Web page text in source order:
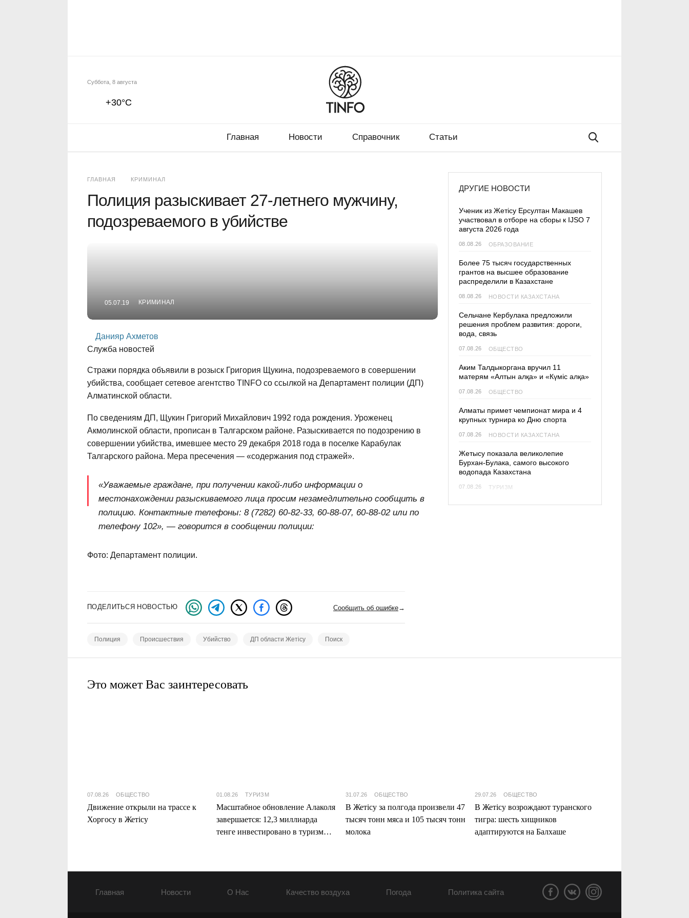
Главная Новости Справочник Статьи
+30°C
Суббота, 8 августа
ГЛАВНАЯ КРИМИНАЛ
Полиция разыскивает 27-летнего мужчину,
подозреваемого в убийстве
05.07.19 КРИМИНАЛ
Данияр Ахметов
Служба новостей
Стражи порядка объявили в розыск Григория Щукина, подозреваемого в совершении
убийства, сообщает сетевое агентство TINFO со ссылкой на Департамент полиции (ДП)
Алматинской области.
По сведениям ДП, Щукин Григорий Михайлович 1992 года рождения. Уроженец
Акмолинской области, прописан в Талгарском районе. Разыскивается по подозрению в
совершении убийства, имевшее место 29 декабря 2018 года в поселке Карабулак
Талгарского района. Мера пресечения — «содержания под стражей».
«Уважаемые граждане, при получении какой-либо информации о
местонахождении разыскиваемого лица просим незамедлительно сообщить в
полицию. Контактные телефоны: 8 (7282) 60-82-33, 60-88-07, 60-88-02 или по
телефону 102», — говорится в сообщении полиции:
Фото: Департамент полиции.
ДРУГИЕ НОВОСТИ
Ученик из Жетісу Ерсултан Макашев
участвовал в отборе на сборы к IJSO 7
августа 2026 года
08.08.26 ОБРАЗОВАНИЕ
Более 75 тысяч государственных
грантов на высшее образование
распределили в Казахстане
08.08.26 НОВОСТИ КАЗАХСТАНА
Сельчане Кербулака предложили
решения проблем развития: дороги,
вода, связь
07.08.26 ОБЩЕСТВО
Аким Талдыкоргана вручил 11
матерям «Алтын алқа» и «Күміс алқа»
07.08.26 ОБЩЕСТВО
Алматы примет чемпионат мира и 4
крупных турнира ко Дню спорта
07.08.26 НОВОСТИ КАЗАХСТАНА
Жетысу показала великолепие
Бурхан-Булака, самого высокого
водопада Казахстана
07.08.26 ТУРИЗМ
ПОДЕЛИТЬСЯ НОВОСТЬЮ Сообщить об ошибке→
Полиция Происшествия Убийство ДП области Жетісу Поиск
Это может Вас заинтересовать
07.08.26 ОБЩЕСТВО
Движение открыли на трассе к
Хоргосу в Жетісу
01.08.26 ТУРИЗМ
Масштабное обновление Алаколя
завершается: 12,3 миллиарда
тенге инвестировано в туризм
31.07.26 ОБЩЕСТВО
В Жетісу за полгода произвели 47
тысяч тонн мяса и 105 тысяч тонн
молока
29.07.26 ОБЩЕСТВО
В Жетісу возрождают туранского
тигра: шесть хищников
адаптируются на Балхаше
Главная Новости О Нас Качество воздуха Погода Политика сайта